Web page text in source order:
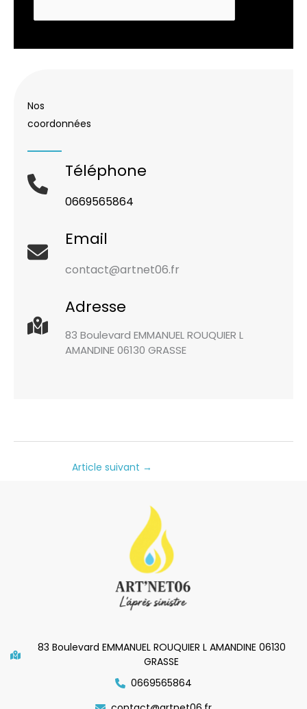
Nos
coordonnées
Téléphone
0669565864
Email
contact@artnet06.fr
Adresse
83 Boulevard EMMANUEL ROUQUIER L
AMANDINE 06130 GRASSE
Article suivant →
83 Boulevard EMMANUEL ROUQUIER L AMANDINE 06130
GRASSE
0669565864